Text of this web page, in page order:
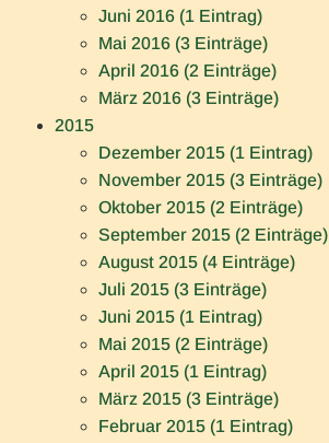
Juni 2016 (1 Eintrag)
Mai 2016 (3 Einträge)
April 2016 (2 Einträge)
März 2016 (3 Einträge)
2015
Dezember 2015 (1 Eintrag)
November 2015 (3 Einträge)
Oktober 2015 (2 Einträge)
September 2015 (2 Einträge)
August 2015 (4 Einträge)
Juli 2015 (3 Einträge)
Juni 2015 (1 Eintrag)
Mai 2015 (2 Einträge)
April 2015 (1 Eintrag)
März 2015 (3 Einträge)
Februar 2015 (1 Eintrag)